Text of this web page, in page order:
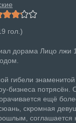
гол.)
дорама Лицо лжи
гибели
бизнеса потрясён.
ещё
скромная
соглашается